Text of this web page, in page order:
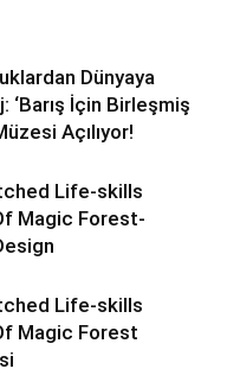
Dünyaya
‘Barış İçin Birleşmiş
Açılıyor!
Life-skills
Magic Forest-
Life-skills
Magic Forest